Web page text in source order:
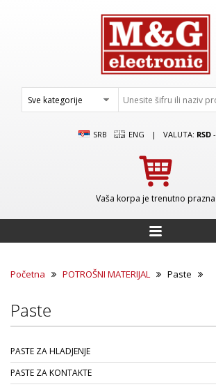
SRB ENG | VALUTA: RSD -
Vaša korpa je trenutno prazna
Početna POTROŠNI MATERIJAL Paste
Paste
PASTE ZA HLADJENJE
PASTE ZA KONTAKTE